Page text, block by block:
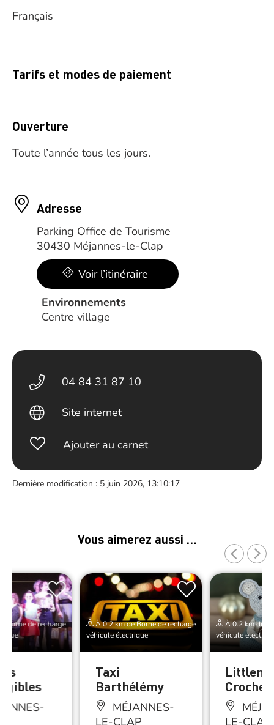
Français
Tarifs et modes de paiement
Ouverture
Toute l’année tous les jours.
Adresse
Parking Office de Tourisme
30430 Méjannes-le-Clap
Voir l’itinéraire
Environnements
Centre village
04 84 31 87 10
Site internet
Ajouter au carnet
Dernière modification : 5 juin 2026, 13:10:17
Vous aimerez aussi …
Borne de recharge
À 0.2 km de Borne de recharge
véhicule électrique
Taxi
Barthélémy
MÉJANNES-
À 0.2 km de
véhicule
Crochet